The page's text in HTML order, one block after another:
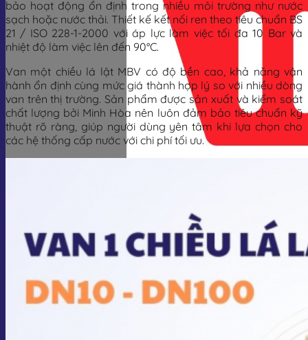
bảo hoạt động ổn định trong nhiều môi trường như nước
sạch hoặc nước thải. Thiết kế kết nối ren theo tiêu chuẩn BS
21 / ISO 228-1-2000 với áp lực làm việc tối đa 10 Bar và
nhiệt độ làm việc lên đến 90°C.
Van một chiều lá lật MBV có độ bền cao, khả năng vận
hành ổn định cùng mức giá thành hợp lý so với nhiều dòng
van trên thị trường. Sản phẩm được sản xuất và kiểm soát
chất lượng bởi Minh Hòa nên luôn đảm bảo tiêu chuẩn kỹ
thuật rõ ràng, giúp người dùng yên tâm khi lựa chọn cho
các hệ thống cấp nước với chi phí tối ưu.